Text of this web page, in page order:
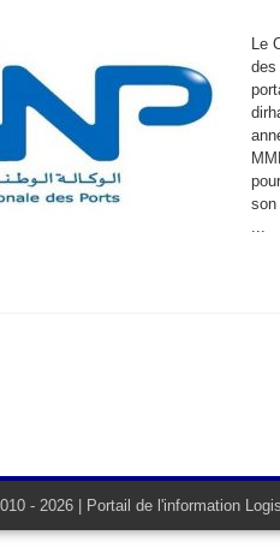
Le
des
son
...
- 2026 | Portail de l'information